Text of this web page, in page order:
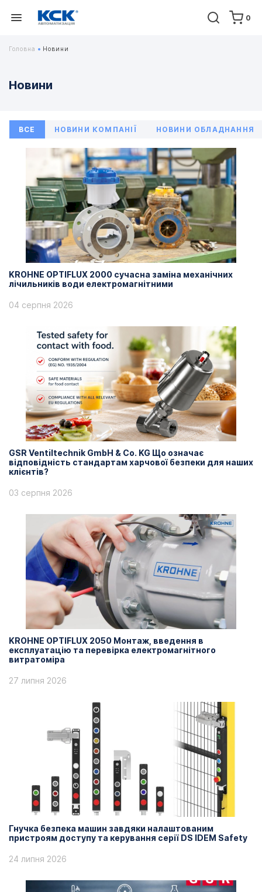
0
Головна Новини
Новини
ВСЕ НОВИНИ КОМПАНІЇ НОВИНИ ОБЛАДНАННЯ
KROHNE OPTIFLUX 2000 сучасна заміна механічних
лічильників води електромагнітними
04 серпня 2026
GSR Ventiltechnik GmbH & Co. KG Що означає
відповідність стандартам харчової безпеки для наших
клієнтів?
03 серпня 2026
KROHNE OPTIFLUX 2050 Монтаж, введення в
експлуатацію та перевірка електромагнітного
витратоміра
27 липня 2026
Гнучка безпека машин завдяки налаштованим
пристроям доступу та керування серії DS IDEM Safety
24 липня 2026